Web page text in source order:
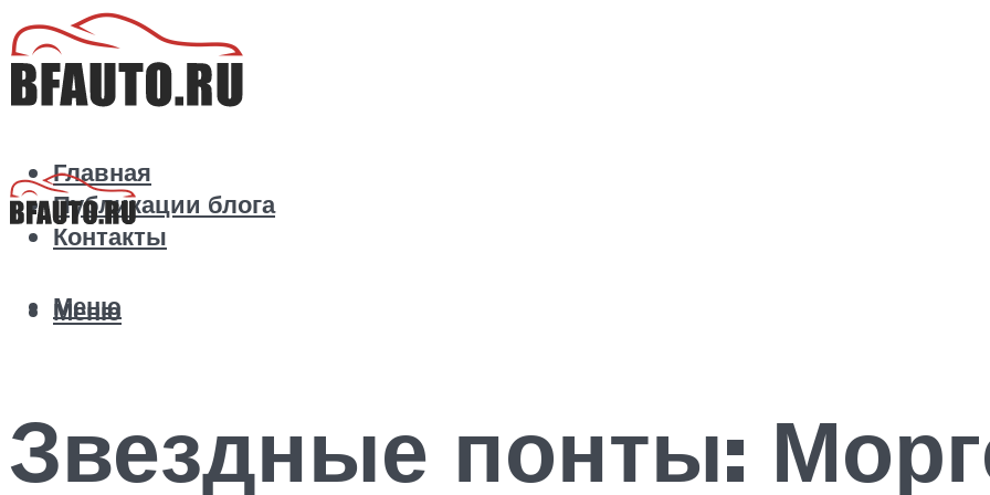
Главная
Публикации блога
Контакты
Меню
Меню
Звездные понты: